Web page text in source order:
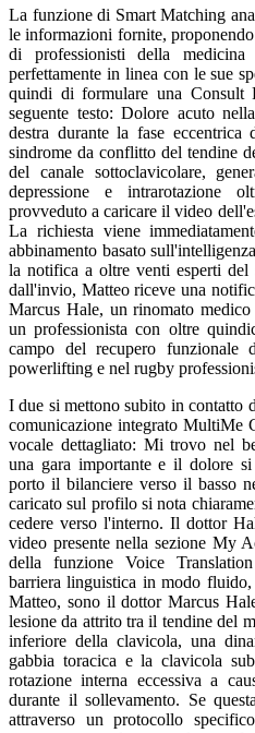
La funzione di Smart Matching
le informazioni fornite,
di professionisti della
perfettamente in linea con le sue
quindi di formulare una Consult
seguente testo: Dolore acuto
destra durante la fase
sindrome da conflitto del tendine
del canale sottoclavicolare,
depressione e intrarotazione
provveduto a caricare il video
La richiesta viene
abbinamento basato
la notifica a oltre venti esperti del
dall'invio, Matteo riceve una
Marcus Hale, un rinomato
un professionista con oltre
campo del recupero funzionale
powerlifting e nel rugby
I due si mettono subito in contatto
comunicazione integrato MultiMe
vocale dettagliato: Mi trovo nel
una gara importante e il dolore si
porto il bilanciere verso il basso
caricato sul profilo si nota
cedere verso l'interno. Il dottor
video presente nella sezione My
della funzione Voice
barriera linguistica in modo fluido,
Matteo, sono il dottor Marcus
lesione da attrito tra il tendine del
inferiore della clavicola, una
gabbia toracica e la clavicola
rotazione interna eccessiva a
durante il sollevamento. Se
attraverso un protocollo